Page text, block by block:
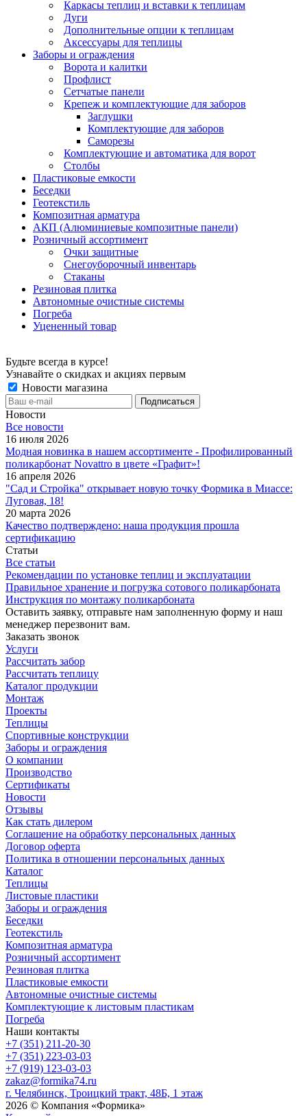
Каркасы теплиц и вставки к теплицам
Дуги
Дополнительные опции к теплицам
Аксессуары для теплицы
Заборы и ограждения
Ворота и калитки
Профлист
Сетчатые панели
Крепеж и комплектующие для заборов
Заглушки
Комплектующие для заборов
Саморезы
Комплектующие и автоматика для ворот
Столбы
Пластиковые емкости
Беседки
Геотекстиль
Композитная арматура
АКП (Алюминиевые композитные панели)
Розничный ассортимент
Очки защитные
Снегоуборочный инвентарь
Стаканы
Резиновая плитка
Автономные очистные системы
Погреба
Уцененный товар
Будьте всегда в курсе!
Узнавайте о скидках и акциях первым
Новости магазина
Новости
Все новости
16 июля 2026
Модная новинка в нашем ассортименте - Профилированный
поликарбонат Novattro в цвете «Графит»!
16 апреля 2026
"Сад и Стройка" открывает новую точку Формика в Миассе:
Луговая, 18!
20 марта 2026
Качество подтверждено: наша продукция прошла
сертификацию
Статьи
Все статьи
Рекомендации по установке теплиц и эксплуатации
Правильное хранение и погрузка сотового поликарбоната
Инструкция по монтажу поликарбоната
Оставить заявку, отправьте нам заполненную форму и наш
менеджер перезвонит вам.
Заказать звонок
Услуги
Рассчитать забор
Рассчитать теплицу
Каталог продукции
Монтаж
Проекты
Теплицы
Спортивные конструкции
Заборы и ограждения
О компании
Производство
Сертификаты
Новости
Отзывы
Как стать дилером
Соглашение на обработку персональных данных
Договор оферта
Политика в отношении персональных данных
Каталог
Теплицы
Листовые пластики
Заборы и ограждения
Беседки
Геотекстиль
Композитная арматура
Розничный ассортимент
Резиновая плитка
Пластиковые емкости
Автономные очистные системы
Комплектующие к листовым пластикам
Погреба
Наши контакты
+7 (351) 211-20-30
+7 (351) 223-03-03
+7 (919) 123-03-03
zakaz@formika74.ru
г. Челябинск, Троицкий тракт, 48Б, 1 этаж
2026 © Компания «Формика»